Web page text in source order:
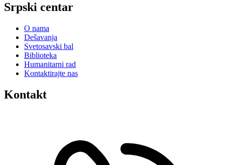
Srpski centar
O nama
Dešavanja
Svetosavski bal
Biblioteka
Humanitarni rad
Kontaktirajte nas
Kontakt